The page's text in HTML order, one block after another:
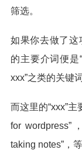
筛选。
如果你去做了这
的主要介词便是
xxx”之类的关键词
而这里的“xxx”
for wordpress”
taking notes”，等